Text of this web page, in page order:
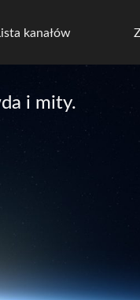
kanałów
i mity.